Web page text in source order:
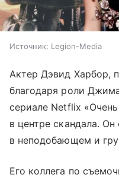
Источник: Legion-Media
Актер Дэвид Харбор,
благодаря роли
сериале Netflix
в центре скандала. Он
в неподобающем и
Его коллега по